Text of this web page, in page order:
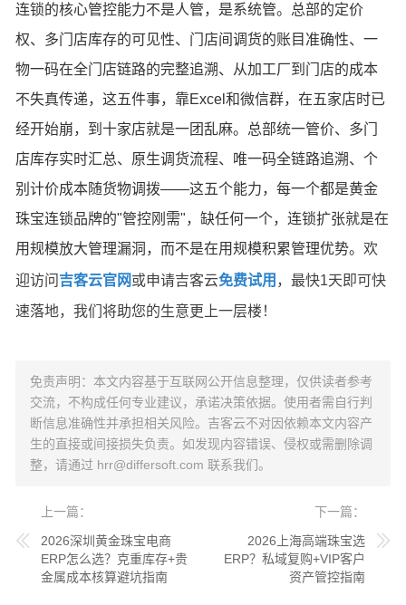
连锁的核心管控能力不是人管，是系统管。总部的定价
权、多门店库存的可见性、门店间调货的账目准确性、一
物一码在全门店链路的完整追溯、从加工厂到门店的成本
不失真传递，这五件事，靠Excel和微信群，在五家店时已
经开始崩，到十家店就是一团乱麻。总部统一管价、多门
店库存实时汇总、原生调货流程、唯一码全链路追溯、个
别计价成本随货物调拨——这五个能力，每一个都是黄金
珠宝连锁品牌的"管控刚需"，缺任何一个，连锁扩张就是在
用规模放大管理漏洞，而不是在用规模积累管理优势。欢
迎访问 吉客云官网或申请吉客云免费试用 ，最快1天即可快
速落地，我们将助您的生意更上一层楼！
免责声明：本文内容基于互联网公开信息整理，仅供读者参考
交流，不构成任何专业建议，承诺决策依据。使用者需自行判
断信息准确性并承担相关风险。吉客云不对因依赖本文内容产
生的直接或间接损失负责。如发现内容错误、侵权或需删除调
整，请通过 hrr@differsoft.com 联系我们。
上一篇
2026深圳黄金珠宝电商
ERP怎么选？克重库存+贵
金属成本核算避坑指南
下一篇
2026上海高端珠宝选
ERP？私域复购+VIP客户
资产管控指南